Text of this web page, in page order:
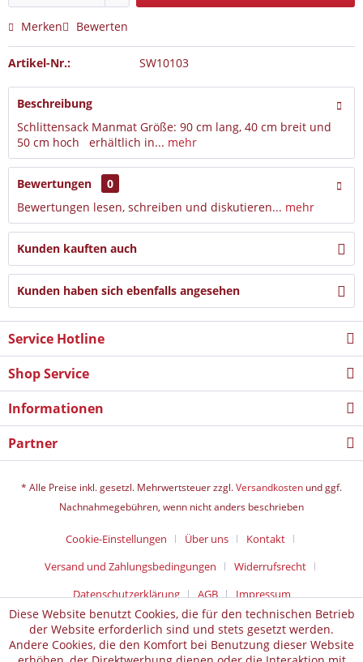
Merken Bewerten
Artikel-Nr.: SW10103
Beschreibung
Schlittensack Manmat Größe: 90 cm lang, 40 cm breit und
50 cm hoch erhältlich in... mehr
Bewertungen
0
Bewertungen lesen, schreiben und diskutieren... mehr
Kunden kauften auch
Kunden haben sich ebenfalls angesehen
Service Hotline
Shop Service
Informationen
Partner
* Alle Preise inkl. gesetzl. Mehrwertsteuer zzgl.Versandkosten und ggf.
Nachnahmegebühren, wenn nicht anders beschrieben
Cookie-Einstellungen Über uns
Kontakt
Versand und Zahlungsbedingungen
Widerrufsrecht
Datenschutz­erklärung
AGB Impressum
Diese Website benutzt Cookies, die für den technischen Betrieb
der Website erforderlich sind und stets gesetzt werden.
Andere Cookies, die den Komfort bei Benutzung dieser Website